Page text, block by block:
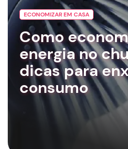
ECONOMIZAR EM CASA
Como
energia no
dicas para
consumo